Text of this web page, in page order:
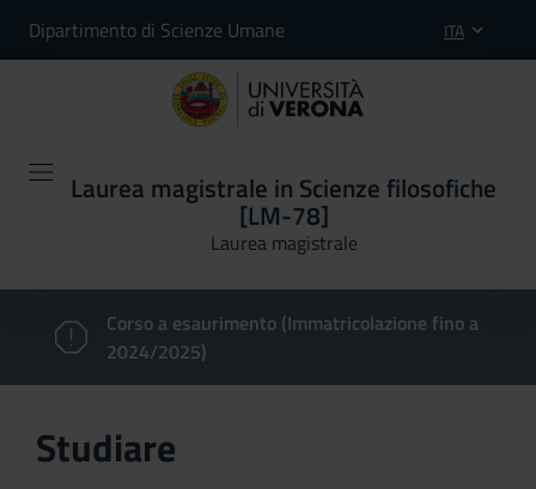
Dipartimento di Scienze Umane ITA
Laurea magistrale in Scienze filosofiche
[LM-78]
Laurea magistrale
Corso a esaurimento (Immatricolazione fino a
2024/2025)
Studiare